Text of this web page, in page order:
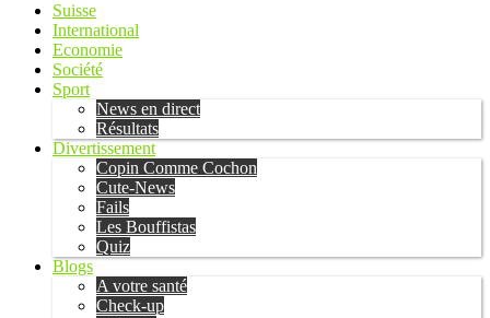
Suisse
International
Economie
Société
Sport
News en direct
Résultats
Divertissement
Copin Comme Cochon
Cute-News
Fails
Les Bouffistas
Quiz
Blogs
A votre santé
Check-up